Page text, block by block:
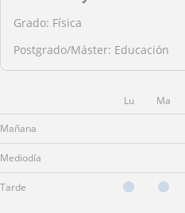
Grado: Física
Postgrado/Máster: Educación
Lu Ma
Mañana
Mediodía
Tarde